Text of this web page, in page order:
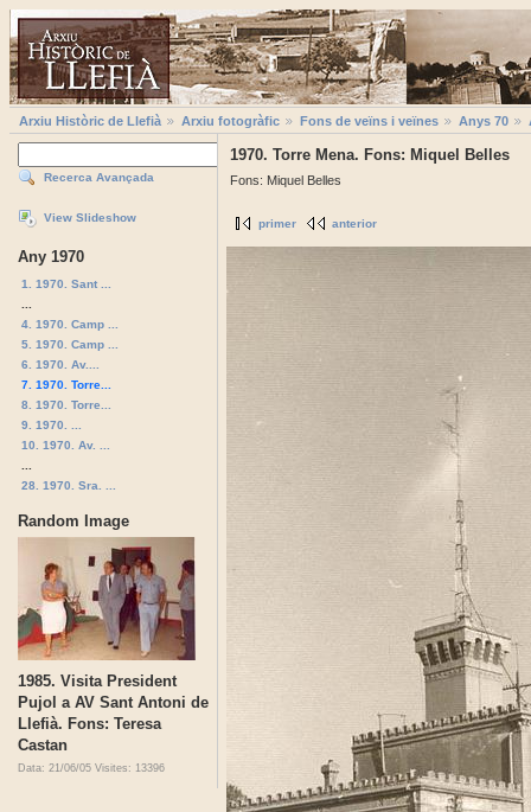
Arxiu Històric de Llefià Arxiu fotogràfic Fons de veïns i veïnes Anys 70
Recerca Avançada
View Slideshow
Any 1970
1. 1970. Sant ...
4. 1970. Camp ...
5. 1970. Camp ...
6. 1970. Av....
7. 1970. Torre...
8. 1970. Torre...
9. 1970. ...
10. 1970. Av. ...
28. 1970. Sra. ...
Random Image
1985. Visita President
Pujol a AV Sant Antoni de
Llefià. Fons: Teresa
Castan
Data: 21/06/05 Visites: 13396
1970. Torre Mena. Fons: Miquel Belles
Fons: Miquel Belles
primer anterior